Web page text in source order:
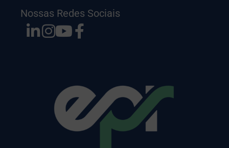
Nossas Redes Sociais